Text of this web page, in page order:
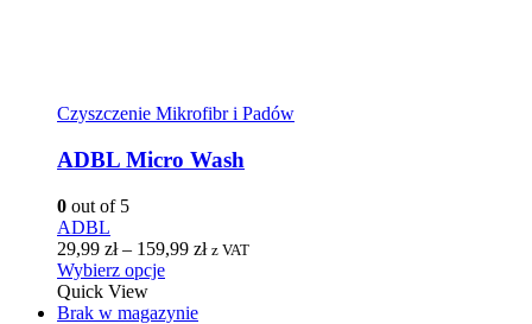
Czyszczenie Mikrofibr i Padów
ADBL Micro Wash
0 out of 5
ADBL
29,99 zł– 159,99 zł z VAT
Wybierz opcje
Quick View
Brak w magazynie